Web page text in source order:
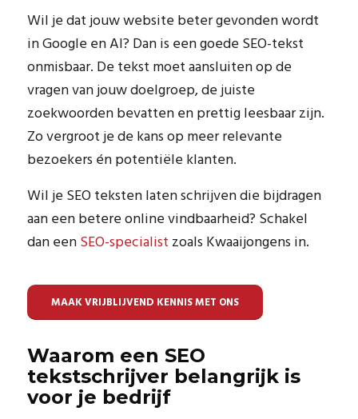
Wil je dat jouw website beter gevonden wordt
in Google en AI? Dan is een goede SEO-tekst
onmisbaar. De tekst moet aansluiten op de
vragen van jouw doelgroep, de juiste
zoekwoorden bevatten en prettig leesbaar zijn.
Zo vergroot je de kans op meer relevante
bezoekers én potentiële klanten.
Wil je SEO teksten laten schrijven die bijdragen
aan een betere online vindbaarheid? Schakel
dan eenSEO-specialist zoals Kwaaijongens in.
MAAK VRIJBLIJVEND KENNIS MET ONS
Waarom een SEO
tekstschrijver belangrijk is
voor je bedrijf